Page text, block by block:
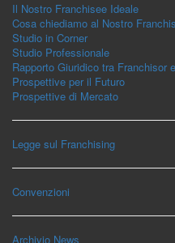
Il Nostro Franchisee Ideale
Cosa chiediamo al Nostro
Studio in Corner
Studio Professionale
Rapporto Giuridico tra Franchisor
Prospettive per il Futuro
Prospettive di Mercato
Legge sul Franchising
Convenzioni
Archivio News